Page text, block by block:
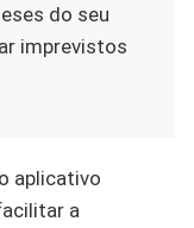
do seu
imprevistos
aplicativo
a